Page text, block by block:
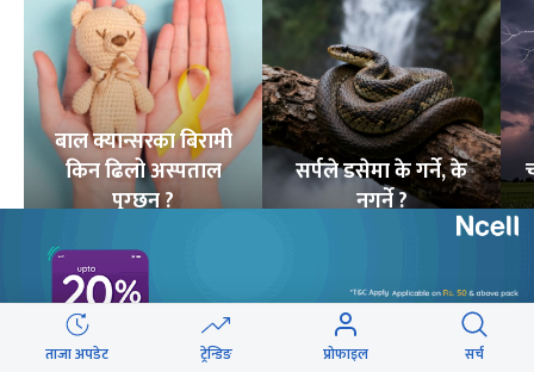
बाल क्यान्सरका बिरामी
किन ढिलो अस्पताल
पुग्छन् ?
10STORIES
सर्पले डसेमा के गर्ने, के
नगर्ने ?
लोकप्रिय
ताजा अपडेट ट्रेन्डिङ प्रोफाइल सर्च